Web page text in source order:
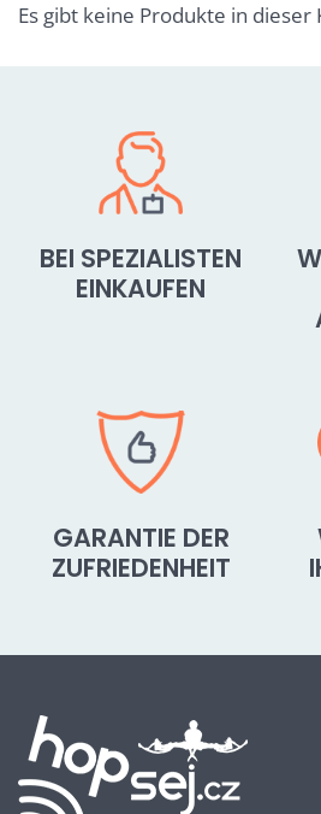
Es gibt keine Produkte in dieser
BEI SPEZIALISTEN
EINKAUFEN
GARANTIE DER
ZUFRIEDENHEIT